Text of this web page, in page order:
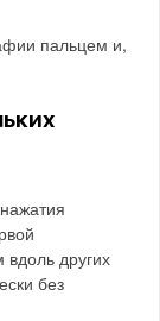
пальцем и,
других
без